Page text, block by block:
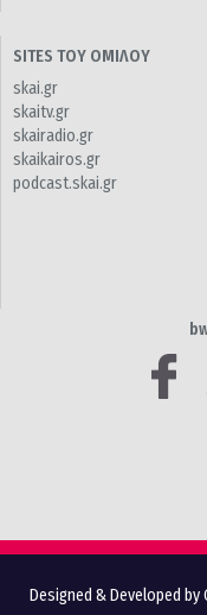
SITES ΤΟΥ ΟΜΙΛΟΥ
skai.gr
skaitv.gr
skairadio.gr
skaikairos.gr
podcast.skai.gr
Designed & Developed by